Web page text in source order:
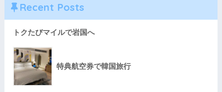
Recent Posts
トクたびマイルで岩国へ
特典航空券で韓国旅行